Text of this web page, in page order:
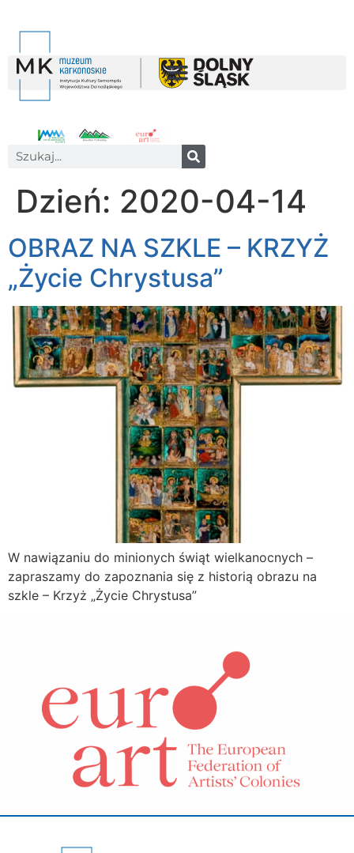
Dzień: 2020-04-14
OBRAZ NA SZKLE – KRZYŻ
„Życie Chrystusa”
W nawiązaniu do minionych świąt wielkanocnych –
zapraszamy do zapoznania się z historią obrazu na
szkle – Krzyż „Życie Chrystusa”